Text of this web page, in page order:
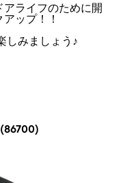
ライフのために開
ップ！！
しみましょう♪